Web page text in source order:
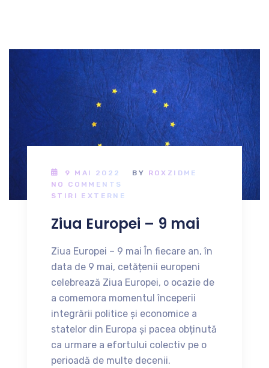
9 MAI 2022 BY ROXZIDME
NO COMMENTS
STIRI EXTERNE
Ziua Europei – 9 mai
Ziua Europei – 9 mai În fiecare an, în
data de 9 mai, cetățenii europeni
celebrează Ziua Europei, o ocazie de
a comemora momentul începerii
integrării politice și economice a
statelor din Europa și pacea obținută
ca urmare a efortului colectiv pe o
perioadă de multe decenii.